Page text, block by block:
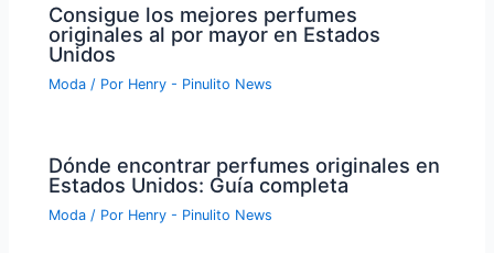
Consigue los mejores perfumes
originales al por mayor en Estados
Unidos
Moda / Por Henry - Pinulito News
Dónde encontrar perfumes originales en
Estados Unidos: Guía completa
Moda / Por Henry - Pinulito News